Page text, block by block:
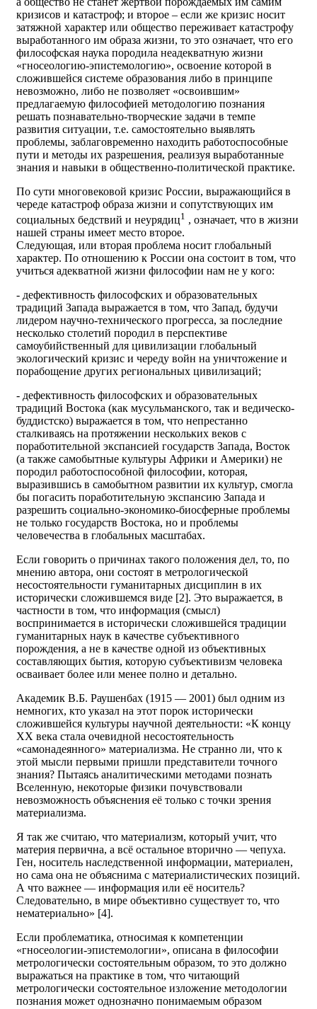
кризисов и катастроф; и второе – если же кризис носит
затяжной характер или общество переживает катастрофу
выработанного им образа жизни, то это означает, что его
философская наука породила неадекватную жизни
«гносеологию-эпистемологию», освоение которой в
сложившейся системе образования либо в принципе
невозможно, либо не позволяет «освоившим»
предлагаемую философией методологию познания
решать познавательно-творческие задачи в темпе
развития ситуации, т.е. самостоятельно выявлять
проблемы, заблаговременно находить работоспособные
пути и методы их разрешения, реализуя выработанные
знания и навыки в общественно-политической практике.
По сути многовековой кризис России, выражающийся в
череде катастроф образа жизни и сопутствующих им
социальных бедствий и неурядиц1 , означает, что в жизни
нашей страны имеет место второе.
Следующая, или вторая проблема носит глобальный
характер. По отношению к России она состоит в том, что
учиться адекватной жизни философии нам не у кого:
- дефективность философских и образовательных
традиций Запада выражается в том, что Запад, будучи
лидером научно-технического прогресса, за последние
несколько столетий породил в перспективе
самоубийственный для цивилизации глобальный
экологический кризис и череду войн на уничтожение и
порабощение других региональных цивилизаций;
- дефективность философских и образовательных
традиций Востока (как мусульманского, так и ведическо-
буддистско) выражается в том, что непрестанно
сталкиваясь на протяжении нескольких веков с
поработительной экспансией государств Запада, Восток
(а также самобытные культуры Африки и Америки) не
породил работоспособной философии, которая,
выразившись в самобытном развитии их культур, смогла
бы погасить поработительную экспансию Запада и
разрешить социально-экономико-биосферные проблемы
не только государств Востока, но и проблемы
человечества в глобальных масштабах.
Если говорить о причинах такого положения дел, то, по
мнению автора, они состоят в метрологической
несостоятельности гуманитарных дисциплин в их
исторически сложившемся виде [2]. Это выражается, в
частности в том, что информация (смысл)
воспринимается в исторически сложившейся традиции
гуманитарных наук в качестве субъективного
порождения, а не в качестве одной из объективных
составляющих бытия, которую субъективизм человека
осваивает более или менее полно и детально.
Академик В.Б. Раушенбах (1915 — 2001) был одним из
немногих, кто указал на этот порок исторически
сложившейся культуры научной деятельности: «К концу
XX века стала очевидной несостоятельность
«самонадеянного» материализма. Не странно ли, что к
этой мысли первыми пришли представители точного
знания? Пытаясь аналитическими методами познать
Вселенную, некоторые физики почувствовали
невозможность объяснения её только с точки зрения
материализма.
Я так же считаю, что материализм, который учит, что
материя первична, а всё остальное вторично — чепуха.
Ген, носитель наследственной информации, материален,
но сама она не объяснима с материалистических позиций.
А что важнее — информация или её носитель?
Следовательно, в мире объективно существует то, что
нематериально» [4].
Если проблематика, относимая к компетенции
«гносеологии-эпистемологии», описана в философии
метрологически состоятельным образом, то это должно
выражаться на практике в том, что читающий
метрологически состоятельное изложение методологии
познания может однозначно понимаемым образом